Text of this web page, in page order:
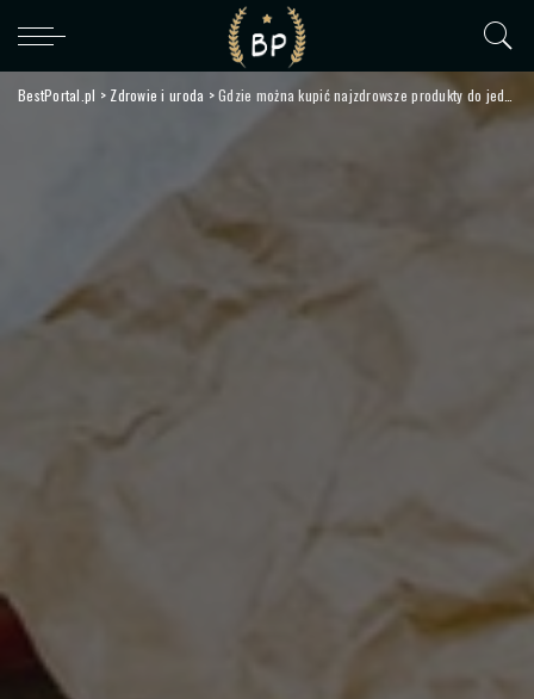
BestPortal.pl > Zdrowie i uroda >Gdzie można kupić najzdrowsze produkty do jedzenia? Sprawdzamy możliwości